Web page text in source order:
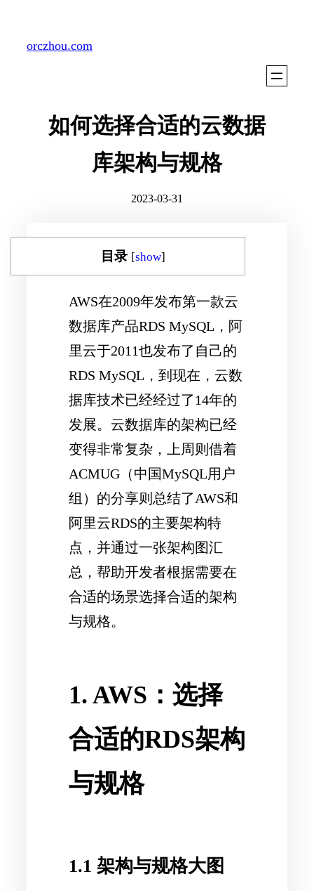
orczhou.com
如何选择合适的云数据
库架构与规格
2023-03-31
目录 [show]
AWS在2009年发布第一款云
数据库产品RDS MySQL，阿
里云于2011也发布了自己的
RDS MySQL，到现在，云数
据库技术已经经过了14年的
发展。云数据库的架构已经
变得非常复杂，上周则借着
ACMUG（中国MySQL用户
组）的分享则总结了AWS和
阿里云RDS的主要架构特
点，并通过一张架构图汇
总，帮助开发者根据需要在
合适的场景选择合适的架构
与规格。
1. AWS：选择
合适的RDS架构
与规格
1.1 架构与规格大图